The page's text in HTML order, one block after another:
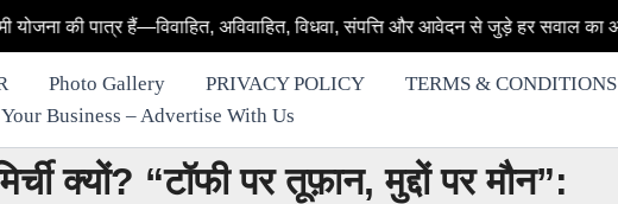
अविवाहित, विधवा, संपत्ति और आवेदन से जुड़े हर सवाल का आसान जवाब
Photo Gallery PRIVACY POLICY
TERMS & CONDITIONS
Your Business – Advertise With Us
क्यों? “टॉफी पर तूफ़ान, मुद्दों पर मौन”: